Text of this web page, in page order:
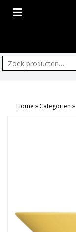
Zoeken:
Home » Categoriën »